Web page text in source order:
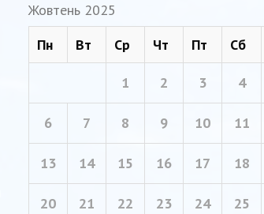
Жовтень 2025
Пн
Вт Ср Чт Пт Сб
1 2 3 4
6 7 8 9 10 11
13 14 15 16 17 18
20 21 22 23 24 25